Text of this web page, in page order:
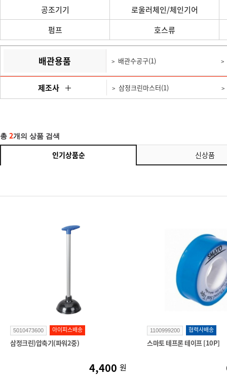
공조기기
로울러체인/체인기어
펌프
호스류
배관용품 배관수공구(1)
제조사 삼정크린마스터(1)
총 2개의 상품 검색
인기상품순 신상품
5010473600 아이피스배송
삼정크린)압축기(파워2중)
4,400 원
1100999200 협력사배송
스마토 테프론 테이프 [10P]